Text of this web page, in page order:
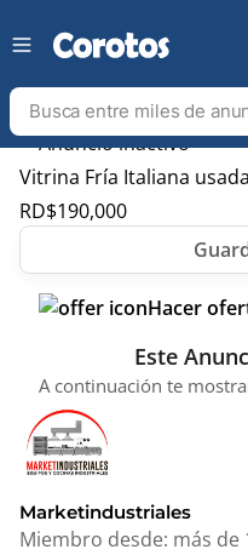
Vitrina Fría Italiana usada
RD$190,000
Hacer
Este
A continuación te
Marketindustriales
Miembro desde: más de